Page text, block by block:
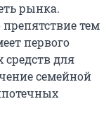
рынка.
препятствие тем
первого
средств для
семейной